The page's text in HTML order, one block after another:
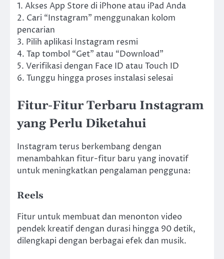
1. Akses App Store di iPhone atau iPad Anda
2. Cari “Instagram” menggunakan kolom
pencarian
3. Pilih aplikasi Instagram resmi
4. Tap tombol “Get” atau “Download”
5. Verifikasi dengan Face ID atau Touch ID
6. Tunggu hingga proses instalasi selesai
Fitur-Fitur Terbaru Instagram
yang Perlu Diketahui
Instagram terus berkembang dengan
menambahkan fitur-fitur baru yang inovatif
untuk meningkatkan pengalaman pengguna:
Reels
Fitur untuk membuat dan menonton video
pendek kreatif dengan durasi hingga 90 detik,
dilengkapi dengan berbagai efek dan musik.